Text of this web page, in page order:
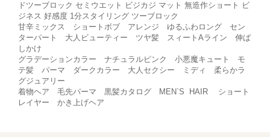
ドツーブロック セミウエット ビジカジ マット 無造作ショート ビ
ジネス 好感度 1分スタイリング ツーブロック
甘辛ミックス ショートボブ アレンジ ゆるふわロング セン
ターパート 大人ビューティー ツヤ髪 スィートAライン 伸ば
しかけ
グラデーションカラー ナチュラルピンク 小悪魔キュート モ
テ髪 パーマ ダークカラー 大人セクシー ミディ 柔らかラ
グジュアリー
着物ヘア 毛先パーマ 黒髪カタログ MEN`S HAIR ショート
レイヤー かき上げヘア